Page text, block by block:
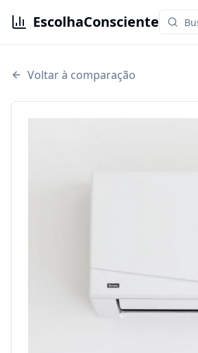
EscolhaConsciente
Voltar à comparação